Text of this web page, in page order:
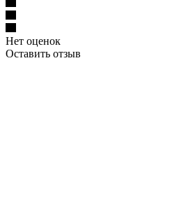
Нет оценок
Оставить отзыв